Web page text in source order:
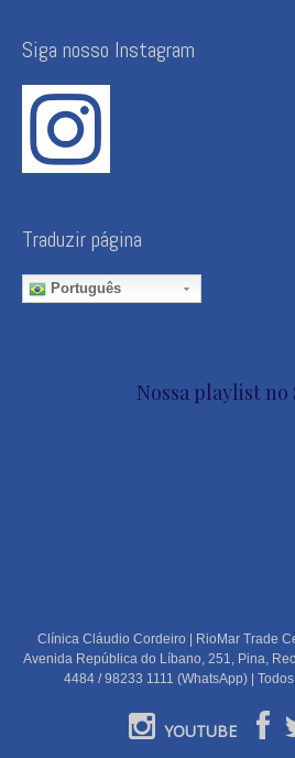
Siga nosso Instagram
Traduzir página
Português
Nossa playlist
Clínica Cláudio Cordeiro | RioMar Trade
Avenida República do Líbano, 251, Pina,
4484 / 98233 1111 (WhatsApp) |
YOUTUBE